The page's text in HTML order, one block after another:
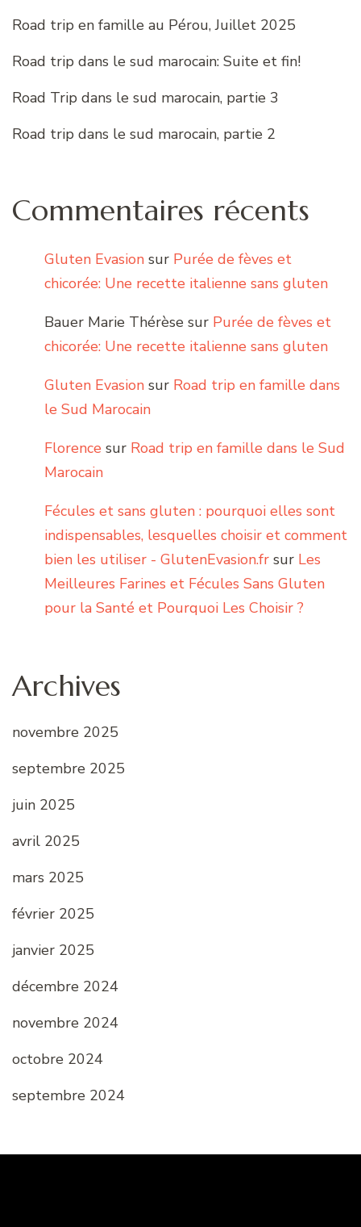
Road trip en famille au Pérou, Juillet 2025
Road trip dans le sud marocain: Suite et fin!
Road Trip dans le sud marocain, partie 3
Road trip dans le sud marocain, partie 2
Commentaires récents
Gluten Evasion sur Purée de fèves et
chicorée: Une recette italienne sans gluten
Bauer Marie Thérèse sur Purée de fèves et
chicorée: Une recette italienne sans gluten
Gluten Evasion sur Road trip en famille dans
le Sud Marocain
Florence sur Road trip en famille dans le Sud
Marocain
Fécules et sans gluten : pourquoi elles sont
indispensables, lesquelles choisir et comment
bien les utiliser - GlutenEvasion.fr sur Les
Meilleures Farines et Fécules Sans Gluten
pour la Santé et Pourquoi Les Choisir ?
Archives
novembre 2025
septembre 2025
juin 2025
avril 2025
mars 2025
février 2025
janvier 2025
décembre 2024
novembre 2024
octobre 2024
septembre 2024